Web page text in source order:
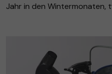
Jahr in den Wintermonaten,